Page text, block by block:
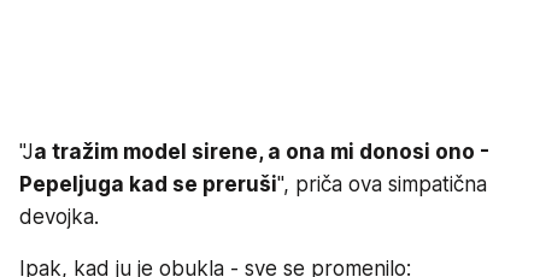
"Ja tražim model sirene, a ona mi donosi ono -
Pepeljuga kad se preruši", priča ova simpatična
devojka.
Ipak, kad ju je obukla - sve se promenilo: